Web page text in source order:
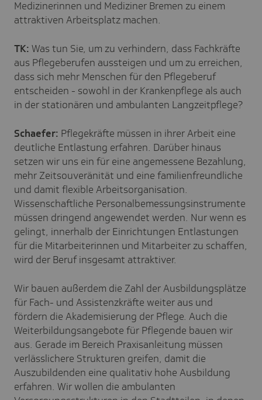
Medizinerinnen und Mediziner Bremen zu einem
attraktiven Arbeitsplatz machen.
TK: Was tun Sie, um zu verhindern, dass Fachkräfte
aus Pflegeberufen aussteigen und um zu erreichen,
dass sich mehr Menschen für den Pflegeberuf
entscheiden - sowohl in der Krankenpflege als auch
in der stationären und ambulanten Langzeitpflege?
Schaefer: Pflegekräfte müssen in ihrer Arbeit eine
deutliche Entlastung erfahren. Darüber hinaus
setzen wir uns ein für eine angemessene Bezahlung,
mehr Zeitsouveränität und eine familienfreundliche
und damit flexible Arbeitsorganisation.
Wissenschaftliche Personalbemessungsinstrumente
müssen dringend angewendet werden. Nur wenn es
gelingt, innerhalb der Einrichtungen Entlastungen
für die Mitarbeiterinnen und Mitarbeiter zu schaffen,
wird der Beruf insgesamt attraktiver.
Wir bauen außerdem die Zahl der Ausbildungsplätze
für Fach- und Assistenzkräfte weiter aus und
fördern die Akademisierung der Pflege. Auch die
Weiterbildungsangebote für Pflegende bauen wir
aus. Gerade im Bereich Praxisanleitung müssen
verlässlichere Strukturen greifen, damit die
Auszubildenden eine qualitativ hohe Ausbildung
erfahren. Wir wollen die ambulanten